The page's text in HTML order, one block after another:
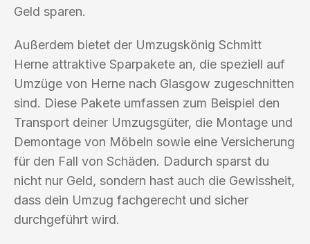
Geld sparen.
Außerdem bietet der Umzugskönig Schmitt
Herne attraktive Sparpakete an, die speziell auf
Umzüge von Herne nach Glasgow zugeschnitten
sind. Diese Pakete umfassen zum Beispiel den
Transport deiner Umzugsgüter, die Montage und
Demontage von Möbeln sowie eine Versicherung
für den Fall von Schäden. Dadurch sparst du
nicht nur Geld, sondern hast auch die Gewissheit,
dass dein Umzug fachgerecht und sicher
durchgeführt wird.